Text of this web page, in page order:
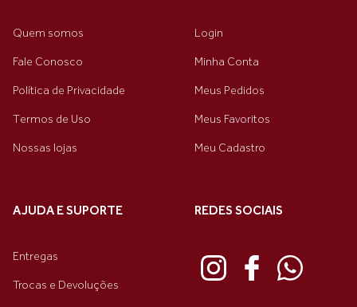
Quem somos
Fale Conosco
Política de Privacidade
Termos de Uso
Nossas lojas
Login
Minha Conta
Meus Pedidos
Meus Favoritos
Meu Cadastro
AJUDA E SUPORTE
Entregas
Trocas e Devoluções
REDES SOCIAIS